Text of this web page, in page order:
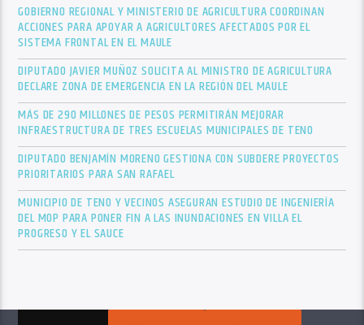
GOBIERNO REGIONAL Y MINISTERIO DE AGRICULTURA COORDINAN
ACCIONES PARA APOYAR A AGRICULTORES AFECTADOS POR EL
SISTEMA FRONTAL EN EL MAULE
DIPUTADO JAVIER MUÑOZ SOLICITA AL MINISTRO DE AGRICULTURA
DECLARE ZONA DE EMERGENCIA EN LA REGIÓN DEL MAULE
MÁS DE 290 MILLONES DE PESOS PERMITIRÁN MEJORAR
INFRAESTRUCTURA DE TRES ESCUELAS MUNICIPALES DE TENO
DIPUTADO BENJAMÍN MORENO GESTIONA CON SUBDERE PROYECTOS
PRIORITARIOS PARA SAN RAFAEL
MUNICIPIO DE TENO Y VECINOS ASEGURAN ESTUDIO DE INGENIERÍA
DEL MOP PARA PONER FIN A LAS INUNDACIONES EN VILLA EL
PROGRESO Y EL SAUCE